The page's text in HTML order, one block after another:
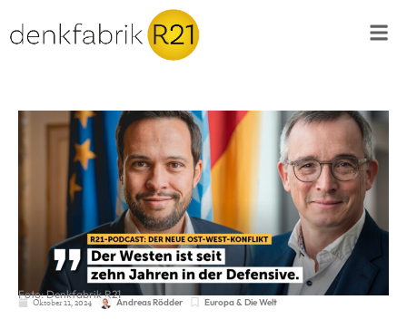
Foto: Denkfabrik R21
Oktober 11, 2024 Andreas Rödder Europa & Die Welt